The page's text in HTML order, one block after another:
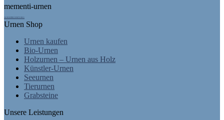
mementi-urnen
AUSGEZEICHNET.ORG
Urnen Shop
Urnen kaufen
Bio-Urnen
Holzurnen – Urnen aus Holz
Künstler-Urnen
Seeurnen
Tierurnen
Grabsteine
Unsere Leistungen